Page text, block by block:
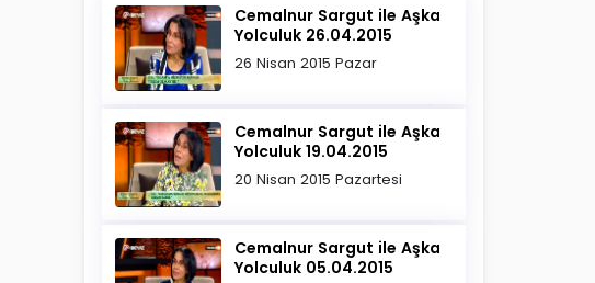
Cemalnur Sargut ile Aşka
Yolculuk 26.04.2015
26 Nisan 2015 Pazar
Cemalnur Sargut ile Aşka
Yolculuk 19.04.2015
20 Nisan 2015 Pazartesi
Cemalnur Sargut ile Aşka
Yolculuk 05.04.2015